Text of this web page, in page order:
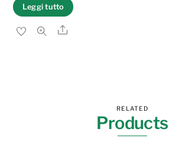
Leggi tutto
Share
RELATED
Products